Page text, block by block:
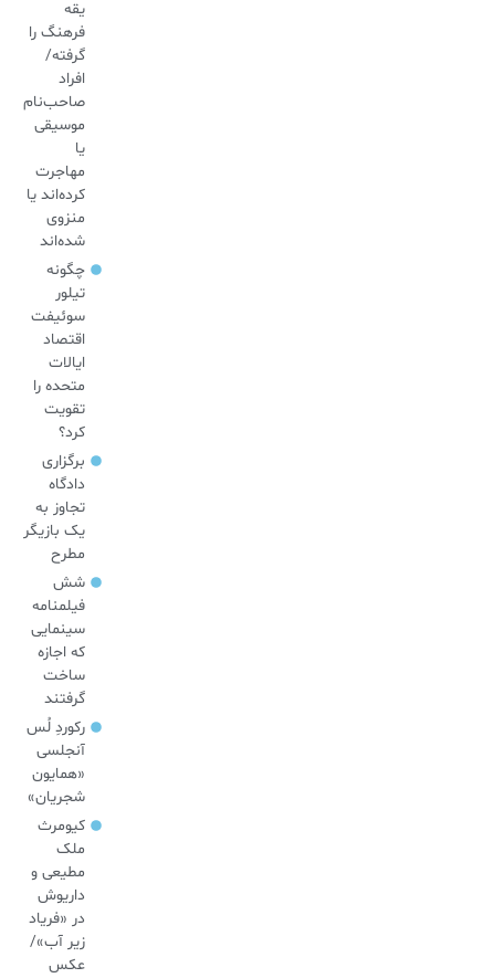
یقه
فرهنگ را
گرفته/
افراد
صاحب‌نام
موسیقی
یا
مهاجرت
کرده‌اند یا
منزوی
شده‌اند
چگونه
تیلور
سوئیفت
اقتصاد
ایالات
متحده را
تقویت
کرد؟
برگزاری
دادگاه
تجاوز به
یک بازیگر
مطرح
شش
فیلمنامه
سینمایی
که اجازه
ساخت
گرفتند
رکوردِ لُس
آنجلسی
«همایون
شجریان»
کیومرث
ملک
مطیعی و
داریوش
در «فریاد
زیر آب»/
عکس